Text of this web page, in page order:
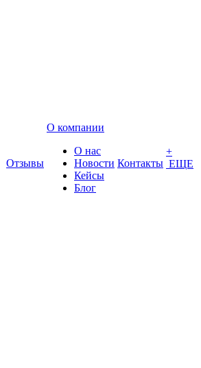
Отзывы
О компании
О нас
Новости
Кейсы
Блог
Контакты
+
ЕЩЕ